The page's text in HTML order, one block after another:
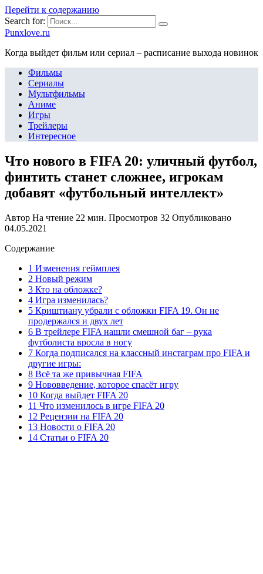
Перейти к содержанию
Search for:
Punxlove.ru
Когда выйдет фильм или сериал – расписание выхода новинок
Фильмы
Сериалы
Мультфильмы
Аниме
Игры
Трейлеры
Интересное
Что нового в FIFA 20: уличный футбол,
финтить станет сложнее, игрокам
добавят «футбольный интеллект»
Автор На чтение 22 мин. Просмотров 32 Опубликовано
04.05.2021
Содержание
1 Изменения геймплея
2 Новый режим
3 Кто на обложке?
4 Игра изменилась?
5 Криштиану убрали с обложки FIFA 19. Он не
продержался и двух лет
6 В трейлере FIFA нашли смешной баг – рука
футболиста вросла в ногу
7 Когда подписался на классный инстаграм про FIFA и
другие игры:
8 Всё та же привычная FIFA
9 Нововведение, которое спасёт игру
10 Когда выйдет FIFA 20
11 Что изменилось в игре FIFA 20
12 Рецензии на FIFA 20
13 Новости о FIFA 20
14 Статьи о FIFA 20